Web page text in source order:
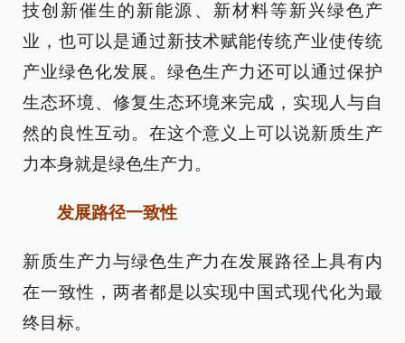
技创新催生的新能源、新材料等新兴绿色产
业，也可以是通过新技术赋能传统产业使传统
产业绿色化发展。绿色生产力还可以通过保护
生态环境、修复生态环境来完成，实现人与自
然的良性互动。在这个意义上可以说新质生产
力本身就是绿色生产力。
发展路径一致性
新质生产力与绿色生产力在发展路径上具有内
在一致性，两者都是以实现中国式现代化为最
终目标。